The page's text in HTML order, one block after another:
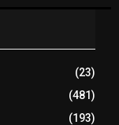
(23)
(481)
(193)